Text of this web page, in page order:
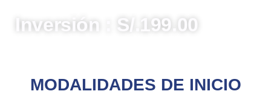
Inversión : S/.199.00
MODALIDADES DE INICIO